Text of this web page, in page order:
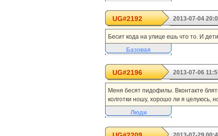
UG#2192 2013-07-04
Бесит кода на улице ешь что то. И
Базовая
UG#2196 2013-07-06
Меня бесят пидофилы. Вконтакте
колготки ношу, хорошо ли я целуюсь,
Люди